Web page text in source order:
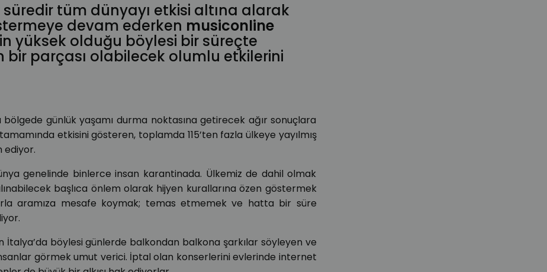
süredir tüm dünyayı etkisi altına alarak
devam ederken musiconline
yüksek olduğu böylesi bir süreçte
bir parçası olabilecek olumlu etkilerini
günlük yaşamı durma noktasına getirecek ağır sonuçlara
etkisini gösteren, toplamda 115’ten fazla ülkeye yayılmış
ediyor.
genelinde binlerce insan karantinada. Ülkemiz de dahil olmak
başlıca önlem olarak hijyen kurallarına özen göstermek
aramıza mesafe koymak; temas etmemek ve hatta bir süre
İtalya’da böylesi günlerde balkondan balkona şarkılar söyleyen ve
görmek umut verici. İptal olan konserlerini evlerinde internet